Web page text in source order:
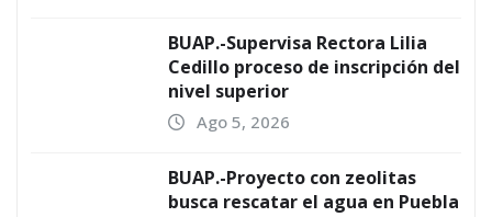
BUAP.-Supervisa Rectora Lilia
Cedillo proceso de inscripción del
nivel superior
Ago 5, 2026
BUAP.-Proyecto con zeolitas
busca rescatar el agua en Puebla